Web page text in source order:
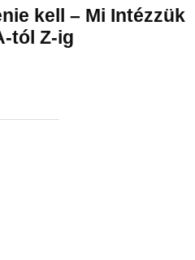
kell – Mi Intézzük
tól Z-ig